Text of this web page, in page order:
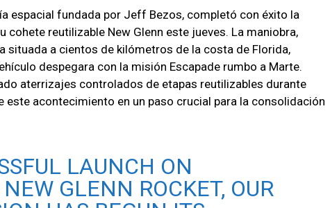
espacial fundada por Jeff Bezos, completó con éxito la
cohete reutilizable New Glenn este jueves. La maniobra,
situada a cientos de kilómetros de la costa de Florida,
despegara con la misión Escapade rumbo a Marte.
aterrizajes controlados de etapas reutilizables durante
este acontecimiento en un paso crucial para la consolidación
LAUNCH ON
NEW GLENN ROCKET, OUR